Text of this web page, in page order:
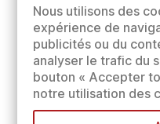
Nous utilisons des
expérience de
publicités ou du
analyser le trafic du
bouton « Accepter
notre utilisation des